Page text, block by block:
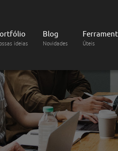
ideias
Blog
Novidades Úteis